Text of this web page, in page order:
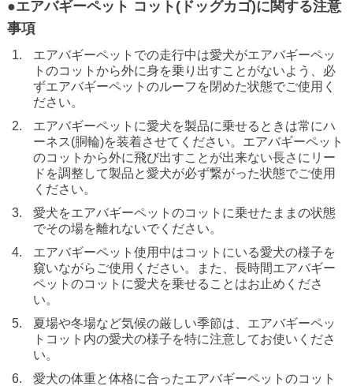
●エアバギーペット コット(ドッグカゴ)に関する注意
事項
エアバギーペットでの走行中は愛犬がエアバギーペッ
トのコットから外に身を乗り出すことがないよう、必
ずエアバギーペットのルーフを閉めた状態でご使用く
ださい。
エアバギーペットに愛犬を製品に乗せるときは常にハ
ーネス(胴輪)を装着させてください。エアバギーペット
のコットから外に飛び出すことが出来ない長さにリー
ドを調整して製品と愛犬が必ず繋がった状態でご使用
ください。
愛犬をエアバギーペットのコットに乗せたままの状態
でその場を離れないでください。
エアバギーペット使用中はコットにいる愛犬の様子を
窺いながらご使用ください。また、長時間エアバギー
ペットのコットに愛犬を乗せることはお止めくださ
い。
夏場や冬場など気候の厳しい季節は、エアバギーペッ
トコット内の愛犬の様子を特に注意してお使いくださ
い。
愛犬の体重と体格に合ったエアバギーペットのコット